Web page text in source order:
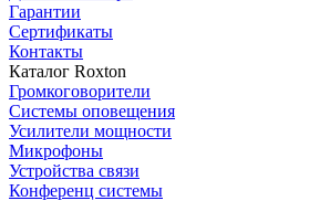
Гарантии
Сертификаты
Контакты
Каталог Roxton
Громкоговорители
Системы оповещения
Усилители мощности
Микрофоны
Устройства связи
Конференц системы